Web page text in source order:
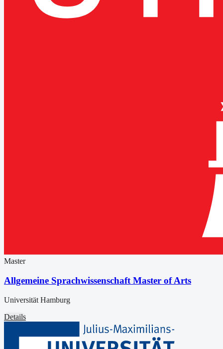
Master
Allgemeine Sprachwissenschaft Master of Arts
Universität Hamburg
Details